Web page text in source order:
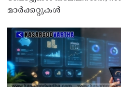
മാർക്കറ്റുകൾ